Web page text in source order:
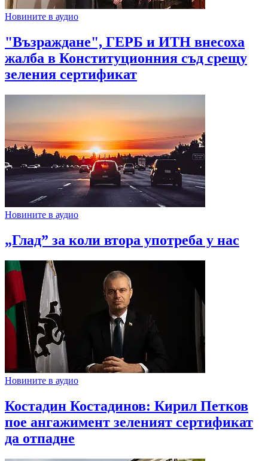
Новините в аудио
"Възраждане", ГЕРБ и ИТН внесоха
жалба в Конституционния съд срещу
зеления сертификат
Новините в аудио
„Глад” за коли втора употреба у нас
Новините в аудио
Костадин Костадинов: Кирил Петков
пое ангажимент зеленият сертификат
да отпадне